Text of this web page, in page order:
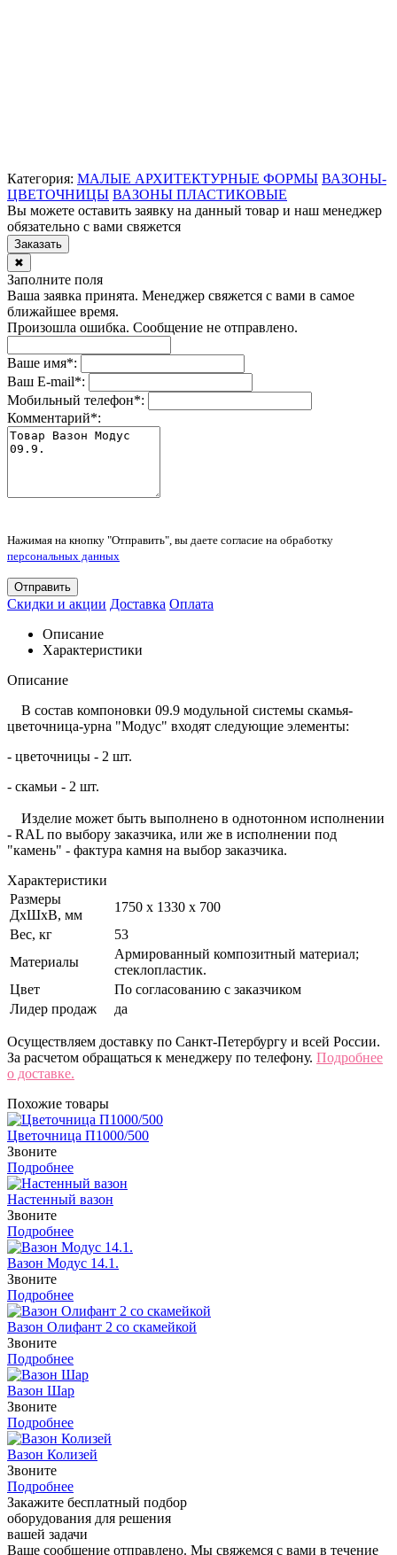
Категория: МАЛЫЕ АРХИТЕКТУРНЫЕ ФОРМЫ ВАЗОНЫ-
ЦВЕТОЧНИЦЫ ВАЗОНЫ ПЛАСТИКОВЫЕ
Вы можете оставить заявку на данный товар и наш менеджер
обязательно с вами свяжется
Заказать
✖
Заполните поля
Ваша заявка принята. Менеджер свяжется с вами в самое
ближайшее время.
Произошла ошибка. Сообщение не отправлено.
Ваше имя*:
Ваш E-mail*:
Мобильный телефон*:
Комментарий*:
Нажимая на кнопку "Отправить", вы даете согласие на обработку
персональных данных
Отправить
Скидки и акции Доставка Оплата
Описание
Характеристики
Описание
В состав компоновки 09.9 модульной системы скамья-
цветочница-урна "Модус" входят следующие элементы:
- цветочницы - 2 шт.
- скамьи - 2 шт.
Изделие может быть выполнено в однотонном исполнении
- RAL по выбору заказчика, или же в исполнении под
"камень" - фактура камня на выбор заказчика.
Характеристики
Размеры
ДхШхВ, мм
1750 х 1330 х 700
Вес, кг
53
Материалы
Армированный композитный материал;
стеклопластик.
Цвет
По согласованию с заказчиком
Лидер продаж
да
Осуществляем доставку по Санкт-Петербургу и всей России.
За расчетом обращаться к менеджеру по телефону. Подробнее
о доставке.
Похожие товары
Цветочница П1000/500
Звоните
Подробнее
Настенный вазон
Звоните
Подробнее
Вазон Модус 14.1.
Звоните
Подробнее
Вазон Олифант 2 со скамейкой
Звоните
Подробнее
Вазон Шар
Звоните
Подробнее
Вазон Колизей
Звоните
Подробнее
Закажите бесплатный подбор
оборудования для решения
вашей задачи
Ваше сообщение отправлено. Мы свяжемся с вами в течение